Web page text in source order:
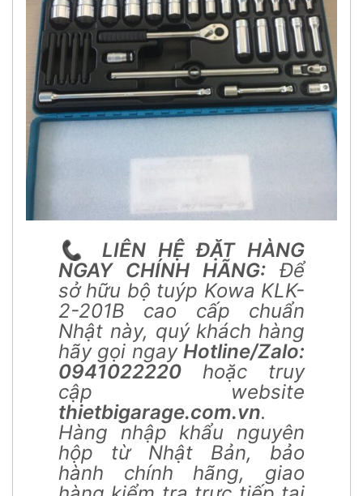
📞 LIÊN HỆ ĐẶT HÀNG
NGAY CHÍNH HÃNG: Để
sở hữu bộ tuýp Kowa KLK-
2-201B cao cấp chuẩn
Nhật này, quý khách hàng
hãy gọi ngay Hotline/Zalo:
0941022220 hoặc truy
cập website
thietbigarage.com.vn.
Hàng nhập khẩu nguyên
hộp từ Nhật Bản, bảo
hành chính hãng, giao